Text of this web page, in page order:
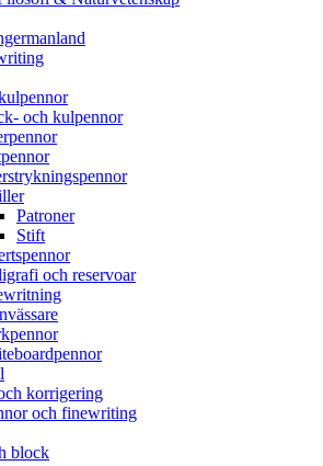
och kulpennor
Patroner
Stift
och reservoar
korrigering
och finewriting
block